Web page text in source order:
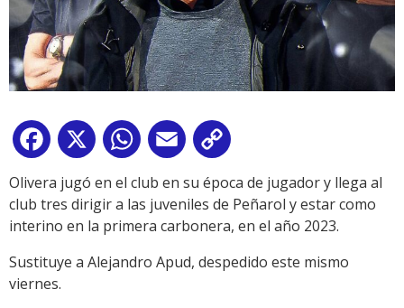
Facebook
X WhatsApp
Email
Link
Olivera jugó en el club en su época de jugador y llega al
club tres dirigir a las juveniles de Peñarol y estar como
interino en la primera carbonera, en el año 2023.
Sustituye a Alejandro Apud, despedido este mismo
viernes.